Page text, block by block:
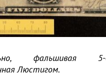
фальшивая 5-
Люстигом.